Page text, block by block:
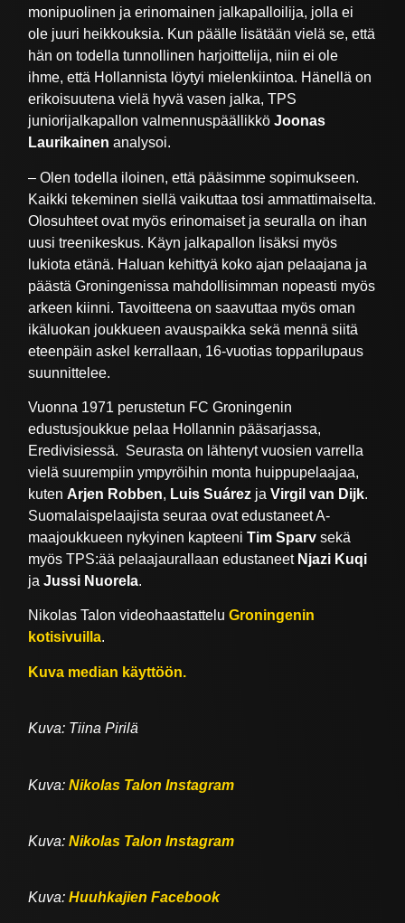
monipuolinen ja erinomainen jalkapalloilija, jolla ei
ole juuri heikkouksia. Kun päälle lisätään vielä se, että
hän on todella tunnollinen harjoittelija, niin ei ole
ihme, että Hollannista löytyi mielenkiintoa. Hänellä on
erikoisuutena vielä hyvä vasen jalka, TPS
juniorijalkapallon valmennuspäällikköJoonas
Laurikainenanalysoi.
– Olen todella iloinen, että pääsimme sopimukseen.
Kaikki tekeminen siellä vaikuttaa tosi ammattimaiselta.
Olosuhteet ovat myös erinomaiset ja seuralla on ihan
uusi treenikeskus. Käyn jalkapallon lisäksi myös
lukiota etänä. Haluan kehittyä koko ajan pelaajana ja
päästä Groningenissa mahdollisimman nopeasti myös
arkeen kiinni. Tavoitteena on saavuttaa myös oman
ikäluokan joukkueen avauspaikka sekä mennä siitä
eteenpäin askel kerrallaan, 16-vuotias topparilupaus
suunnittelee.
Vuonna 1971 perustetun FC Groningenin
edustusjoukkue pelaa Hollannin pääsarjassa,
Eredivisiessä. Seurasta on lähtenyt vuosien varrella
vielä suurempiin ympyröihin monta huippupelaajaa,
kuten Arjen Robben, Luis Suárez jaVirgil van Dijk.
Suomalaispelaajista seuraa ovat edustaneet A-
maajoukkueen nykyinen kapteeniTim Sparv sekä
myös TPS:ää pelaajaurallaan edustaneet Njazi Kuqi
jaJussi Nuorela.
Nikolas Talon videohaastatteluGroningenin
kotisivuilla.
Kuva median käyttöön.
Kuva: Tiina Pirilä
Kuva:Nikolas Talon Instagram
Kuva:Nikolas Talon Instagram
Kuva:Huuhkajien Facebook